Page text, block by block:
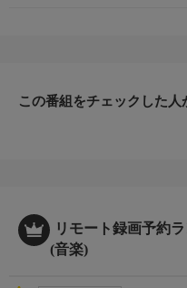
この番組をチェックした人
リモート録画予約
(音楽)